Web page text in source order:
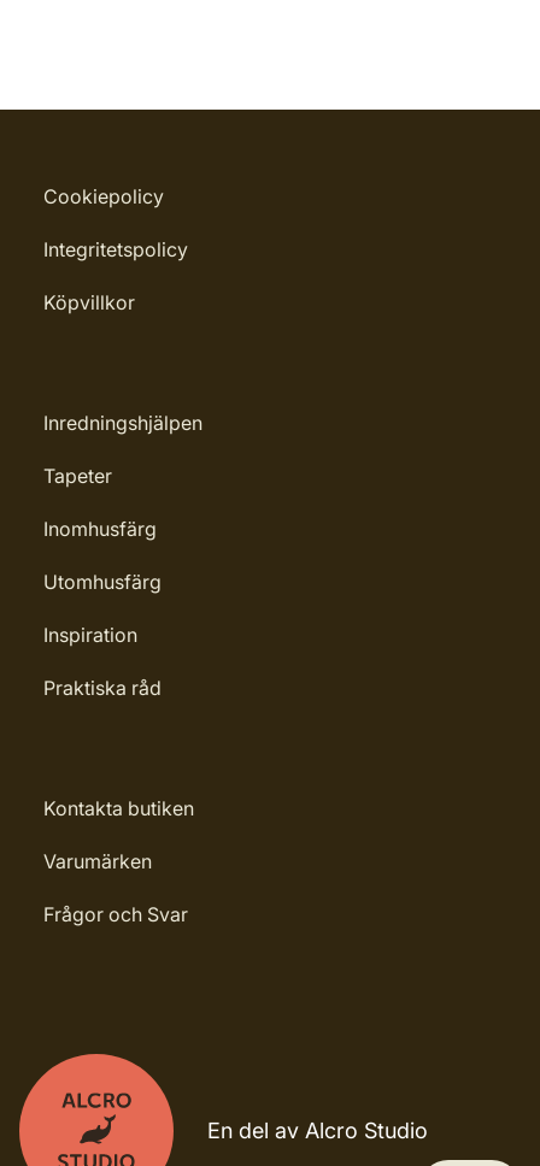
Cookiepolicy
Integritetspolicy
Köpvillkor
Inredningshjälpen
Tapeter
Inomhusfärg
Utomhusfärg
Inspiration
Praktiska råd
Kontakta butiken
Varumärken
Frågor och Svar
En del av Alcro Studio